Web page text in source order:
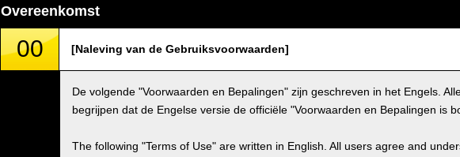
Overeenkomst
00 [Naleving van de Gebruiksvoorwaarden]
De volgende "Voorwaarden en Bepalingen" zijn geschreven in het Engels.
begrijpen dat de Engelse versie de officiële "Voorwaarden en Bepalingen is
The following "Terms of Use" are written in English. All users agree and